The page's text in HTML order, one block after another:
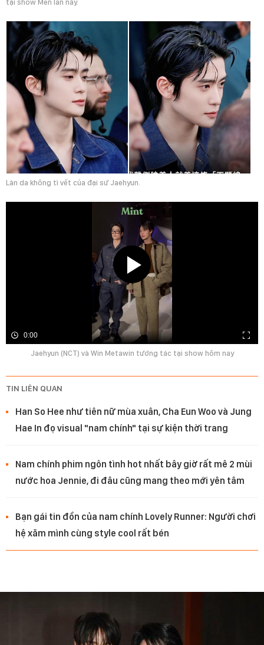
tại show Men lần này.
Làn da không tì vết của đại sứ Jaehyun.
0:00
Jaehyun (NCT) và Win Metawin tương tác tại show hôm nay
TIN LIÊN QUAN
Han So Hee như tiên nữ mùa xuân, Cha Eun Woo và Jung
Hae In đọ visual "nam chính" tại sự kiện thời trang
Nam chính phim ngôn tình hot nhất bây giờ rất mê 2 mùi
nước hoa Jennie, đi đâu cũng mang theo mới yên tâm
Bạn gái tin đồn của nam chính Lovely Runner: Người chơi
hệ xăm mình cùng style cool rất bén